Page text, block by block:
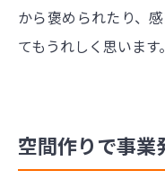
から褒められたり、
てもうれしく思います。
空間作りで事業